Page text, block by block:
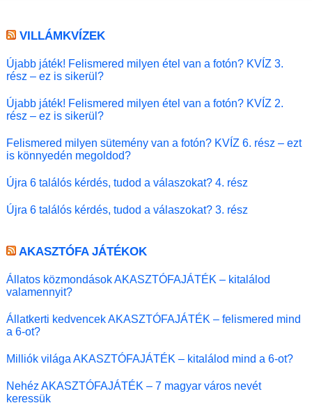
VILLÁMKVÍZEK
Újabb játék! Felismered milyen étel van a fotón? KVÍZ 3.
rész – ez is sikerül?
Újabb játék! Felismered milyen étel van a fotón? KVÍZ 2.
rész – ez is sikerül?
Felismered milyen sütemény van a fotón? KVÍZ 6. rész – ezt
is könnyedén megoldod?
Újra 6 találós kérdés, tudod a válaszokat? 4. rész
Újra 6 találós kérdés, tudod a válaszokat? 3. rész
AKASZTÓFA JÁTÉKOK
Állatos közmondások AKASZTÓFAJÁTÉK – kitalálod
valamennyit?
Állatkerti kedvencek AKASZTÓFAJÁTÉK – felismered mind
a 6-ot?
Milliók világa AKASZTÓFAJÁTÉK – kitalálod mind a 6-ot?
Nehéz AKASZTÓFAJÁTÉK – 7 magyar város nevét
keressük